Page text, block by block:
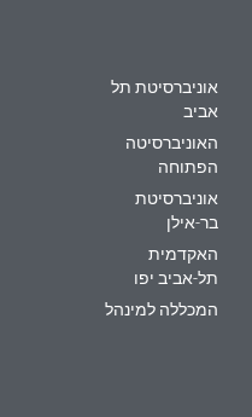
אוניברסיטת תל
אביב
האוניברסיטה
הפתוחה
אוניברסיטת
בר-אילן
האקדמית
תל-אביב יפו
המכללה למינהל